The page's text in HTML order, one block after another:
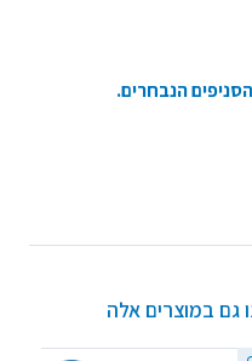
הנבחרים.
גם במוצרים אלה